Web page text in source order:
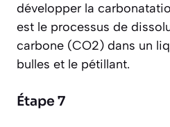
développer la
est le processus de
carbone (CO2) dans un
bulles et le pétillant.
Étape 7